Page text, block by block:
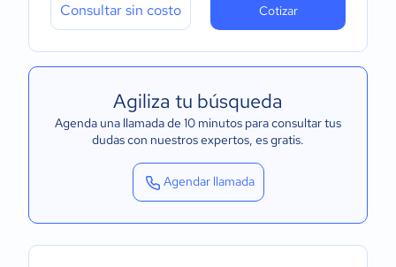
Consultar sin costo Cotizar
Agiliza tu búsqueda
Agenda una llamada de 10 minutos para consultar tus
dudas con nuestros expertos, es gratis.
Agendar llamada